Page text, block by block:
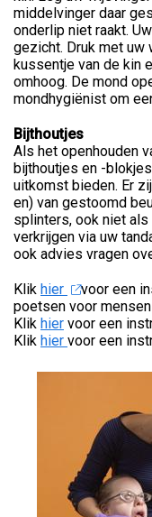
middelvinger daar
onderlip niet raakt.
gezicht. Druk met
kussentje van de kin
omhoog. De mond
mondhygiënist om
Bijthoutjes
Als het openhouden
bijthoutjes en -
uitkomst bieden. Er
en) van gestoomd
splinters, ook niet
verkrijgen via uw
ook advies vragen
Klik hier
voor een
poetsen voor
Klik hier voor een
Klik hier voor een